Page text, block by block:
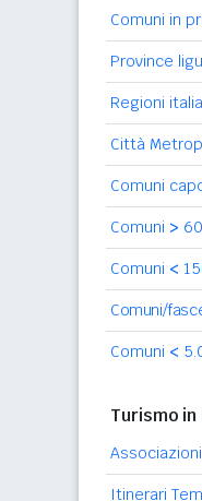
Comuni in
Province
Regioni
Città
Comuni
Comuni >
Comuni <
Comuni/
Comuni <
Turismo in
Itinerari